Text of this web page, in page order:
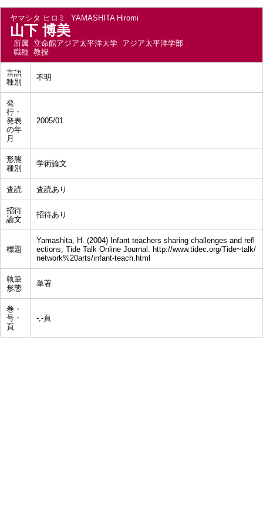
ヤマシタ ヒロミ YAMASHITA Hiromi
山下 博美
所属 立命館アジア太平洋大学 アジア太平洋学部
職種 教授
言語
種別
不明
発
行・
発表
の年
月
2005/01
形態
種別
学術論文
査読 査読あり
招待
論文
招待あり
標題
Yamashita, H. (2004) Infant teachers sharing challenges and refl
ections, Tide Talk Online Journal. http://www.tidec.org/Tide~talk/
network%20arts/infant-teach.html
執筆
形態
単著
巻・
号・
頁
-,-頁